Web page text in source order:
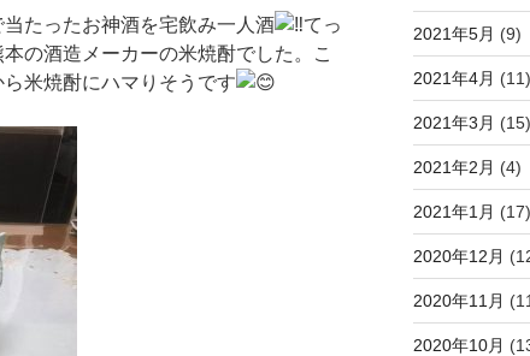
たったお神酒を宅飲み一人酒
てっ
の酒造メーカーの米焼酎でした。こ
ら米焼酎にハマりそうです
2021年5月 (9)
2021年4月 (11)
2021年3月 (15)
2021年2月 (4)
2021年1月 (17)
2020年12月
2020年11月
2020年10月